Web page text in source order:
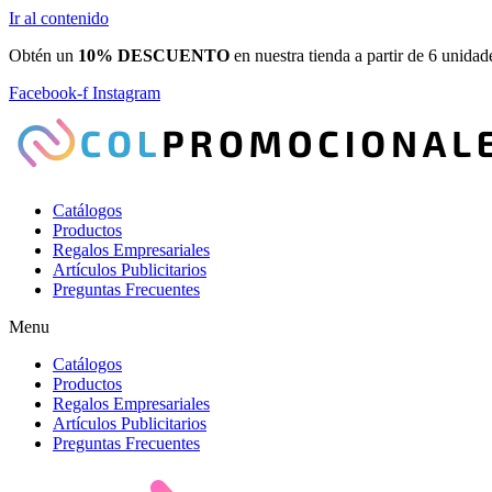
Ir al contenido
Obtén un 10% DESCUENTO en nuestra tienda a partir de 6
Facebook-f Instagram
Catálogos
Productos
Regalos Empresariales
Artículos Publicitarios
Preguntas Frecuentes
Menu
Catálogos
Productos
Regalos Empresariales
Artículos Publicitarios
Preguntas Frecuentes